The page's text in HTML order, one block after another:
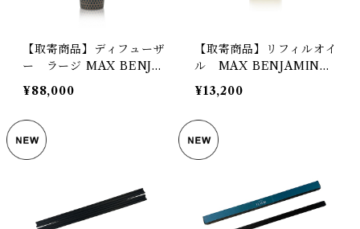
【取寄商品】ディフューザ
ー ラージ MAX BENJA
MIN ILUM COLLECT
ION
¥88,000
【取寄商品】リフィルオイ
ル MAX BENJAMIN I
LUM COLLECTION
¥13,200